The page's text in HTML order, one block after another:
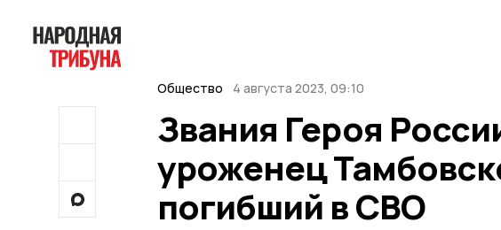
Общество 4 августа 2023, 09:10
Звания Героя
уроженец
погибший в СВО